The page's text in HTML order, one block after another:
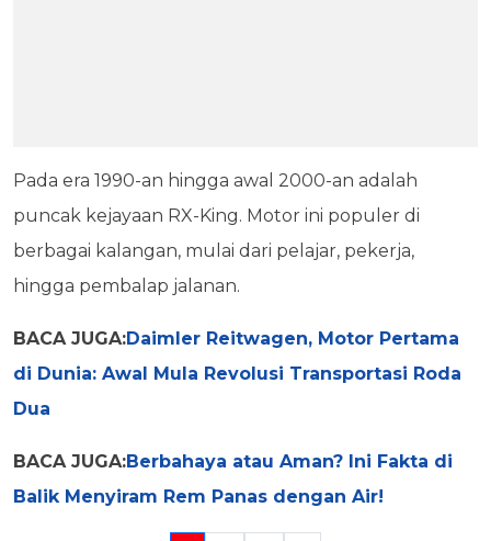
Pada era 1990-an hingga awal 2000-an adalah
puncak kejayaan RX-King. Motor ini populer di
berbagai kalangan, mulai dari pelajar, pekerja,
hingga pembalap jalanan.
BACA JUGA:Daimler Reitwagen, Motor Pertama
di Dunia: Awal Mula Revolusi Transportasi Roda
Dua
BACA JUGA:Berbahaya atau Aman? Ini Fakta di
Balik Menyiram Rem Panas dengan Air!